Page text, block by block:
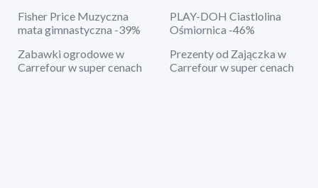
Fisher Price Muzyczna
mata gimnastyczna -39%
PLAY-DOH Ciastlolina
Ośmiornica -46%
Zabawki ogrodowe w
Carrefour w super cenach
Prezenty od Zajączka w
Carrefour w super cenach